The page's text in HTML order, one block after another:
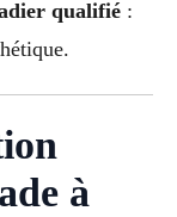
qualifié:
à